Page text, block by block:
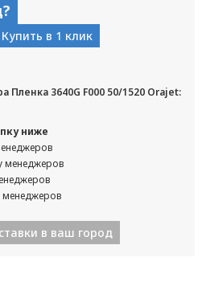
Купить в 1 клик
Пленка 3640G F000 50/1520 Orajet:
ниже
менеджеров
менеджеров
в ваш город